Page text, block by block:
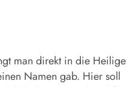
man direkt in die Heilige
Namen gab. Hier soll